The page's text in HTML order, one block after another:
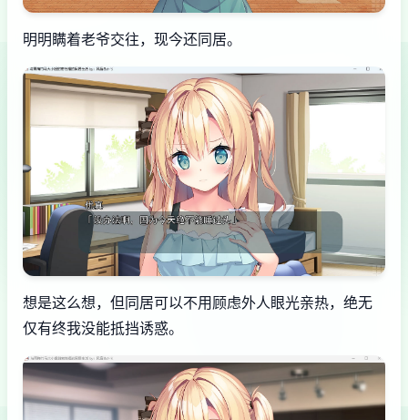
明明瞒着老爷交往，现今还同居。
想是这么想，但同居可以不用顾虑外人眼光亲热，绝无
仅有终我没能抵挡诱惑。